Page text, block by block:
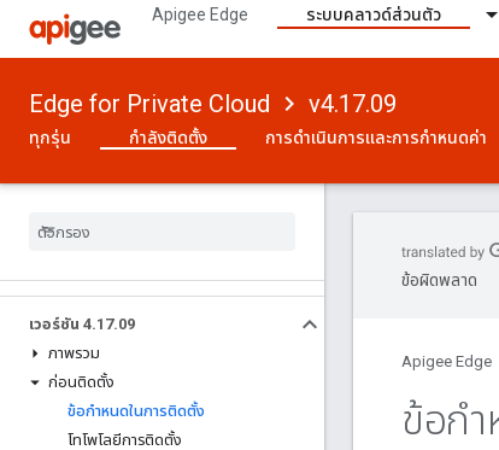
Apigee Edge ระบบคลาวด์ส่วนตัว
Edge for Private Cloud v4.17.09
ทุกรุ่น กำลังติดตั้ง การดําเนินการและการกําหนดค่า
เวอร์ชัน 4.17.09
ภาพรวม
ก่อนติดตั้ง
ข้อกําหนดในการติดตั้ง
โทโพโลยีการติดตั้ง
ข้อผิดพลาด
Apigee Edge
ข้อกํ